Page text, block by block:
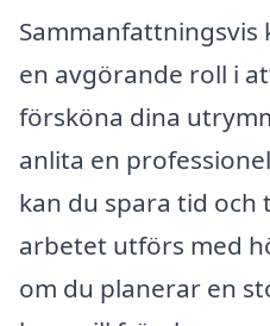
Sammanfattningsvis
en avgörande roll i
försköna dina
anlita en
kan du spara tid
arbetet utförs med
om du planerar en